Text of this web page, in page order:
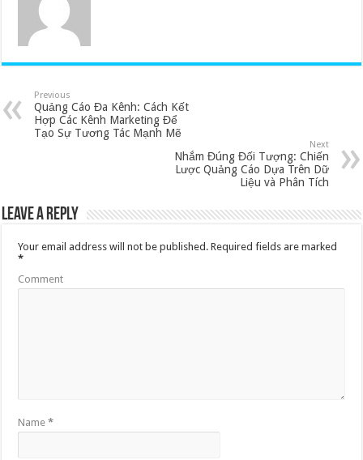
Previous
Quảng Cáo Đa Kênh: Cách Kết
Hợp Các Kênh Marketing Để
Tạo Sự Tương Tác Mạnh Mẽ
Next
Nhắm Đúng Đối Tượng: Chiến
Lược Quảng Cáo Dựa Trên Dữ
Liệu và Phân Tích
Leave a Reply
Your email address will not be published. Required fields are marked
*
Comment
Name*